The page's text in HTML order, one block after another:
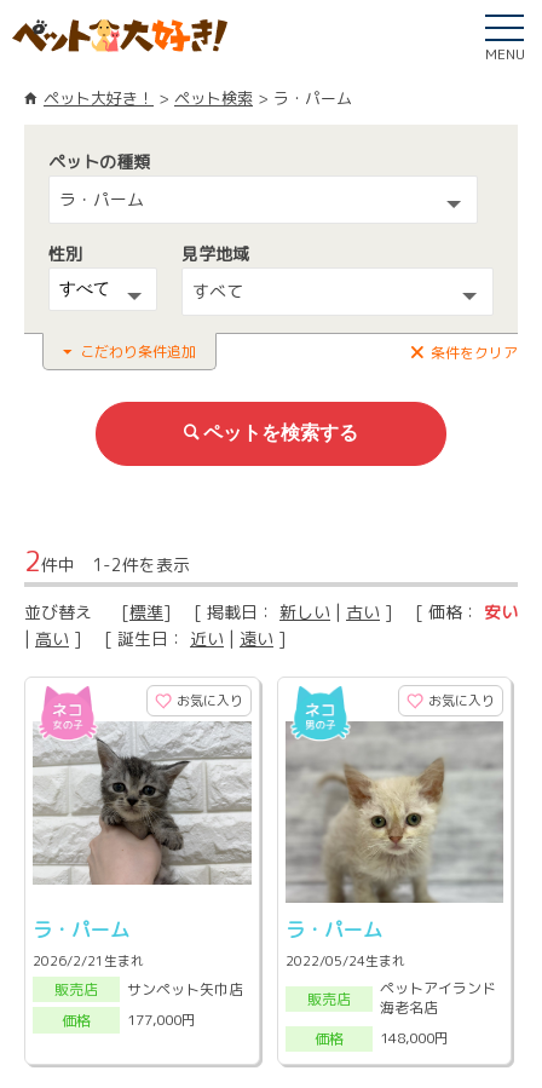
MENU
ペット大好き！ ペット検索 ラ・パーム
ペットの種類
ラ・パーム
性別
見学地域
すべて
こだわり条件追加 条件をクリア
2件中 1-2件を表示
並び替え [標準] [ 掲載日： 新しい | 古い ] [ 価格： 安い
| 高い ] [ 誕生日： 近い | 遠い ]
お気に入り
ラ・パーム
2026/2/21生まれ
販売店
サンペット矢巾店
価格
177,000円
お気に入り
ラ・パーム
2022/05/24生まれ
販売店
ペットアイランド
海老名店
価格
148,000円